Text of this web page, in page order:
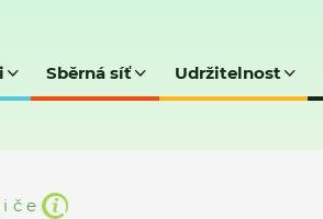
Sběrná síť Udržitelnost